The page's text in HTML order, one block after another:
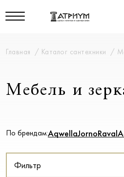
Главная Каталог сантехники
Мебель и
По брендам:AqwellaJornoRaval
Фильтр